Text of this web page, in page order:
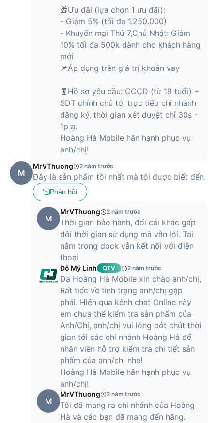
🎁Ưu đãi (lựa chọn 1 ưu đãi):
- Giảm 5% (tối đa 1.250.000)
- Khuyến mại Thứ 7,Chủ Nhật: Giảm
10% tối đa 500k dành cho khách hàng
mới
📌Áp dụng trên giá trị khoản vay
🧾Hồ sơ yêu cầu: CCCD (từ 19 tuổi) +
SDT chính chủ tới trực tiếp chi nhánh
đăng ký, thời gian xét duyệt chỉ 30s -
1p ạ.
Hoàng Hà Mobile hân hạnh phục vụ
anh/chị!
M
MrVThuong 2 năm trước
Đây là sản phẩm tồi nhất mà tôi được biết đến.
Phản hồi
M
MrVThuong 2 năm trước
Thời gian bảo hành, đổi cái khác gấp
đôi thời gian sử dụng mà vẫn lỗi. Tai
nằm trong dock vẫn kết nối với điện
thoại
Đỗ Mỹ Linh QTV 2 năm trước
Dạ Hoàng Hà Mobile xin chào anh/chị,
Rất tiếc về tình trạng anh/chị gặp
phải. Hiện qua kênh chat Online này
em chưa thể kiểm tra sản phẩm của
Anh/Chị, anh/chị vui lòng bớt chút thời
gian tới các chi nhánh Hoàng Hà để
nhân viên hỗ trợ kiểm tra chi tiết sản
phẩm của anh/chị nhé!
Hoàng Hà Mobile hân hạnh phục vụ
anh/chị!
M
MrVThuong 2 năm trước
Tôi đã mang ra chi nhánh của Hoàng
Hà và các bạn đã mang đến hãng.